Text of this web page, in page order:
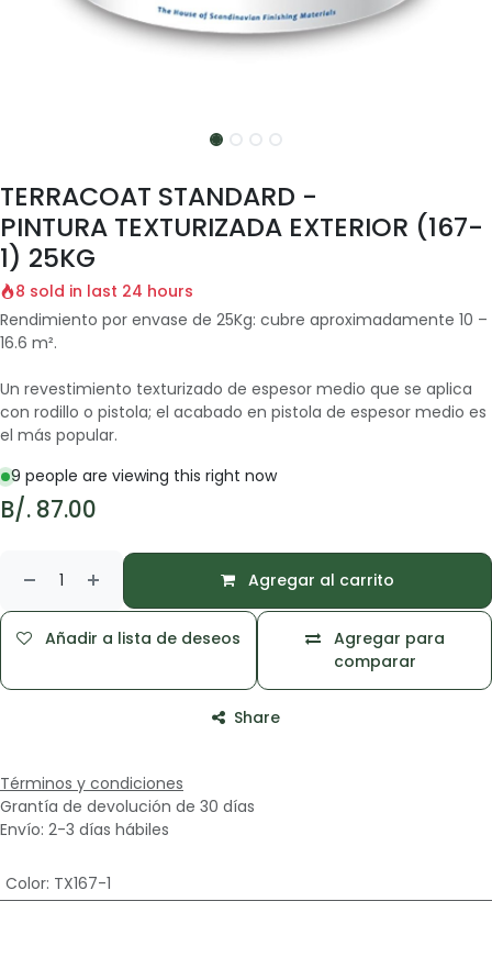
TERRACOAT STANDARD -
PINTURA TEXTURIZADA EXTERIOR (167-
1) 25KG
8 sold in last 24 hours
Rendimiento por envase de 25Kg: cubre aproximadamente 10 –
16.6 m².
Un revestimiento texturizado de espesor medio que se aplica
con rodillo o pistola; el acabado en pistola de espesor medio es
el más popular.
9 people are viewing this right now
B/. 87.00
Agregar al carrito
Agregar para
comparar
Añadir a lista de deseos
Share
Términos y condiciones
Grantía de devolución de 30 días
Envío: 2-3 días hábiles
Color: TX167-1